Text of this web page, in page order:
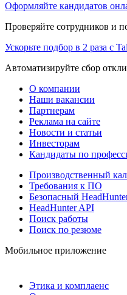
Оформляйте кандидатов
Проверяйте сотрудников и
Ускорьте подбор в 2 раза с
Автоматизируйте сбор
О компании
Наши вакансии
Партнерам
Реклама на сайте
Новости и статьи
Инвесторам
Кандидаты по
Производственный
Требования к ПО
Безопасный
HeadHunter API
Поиск работы
Поиск по резюме
Мобильное приложение
Этика и комплаенс